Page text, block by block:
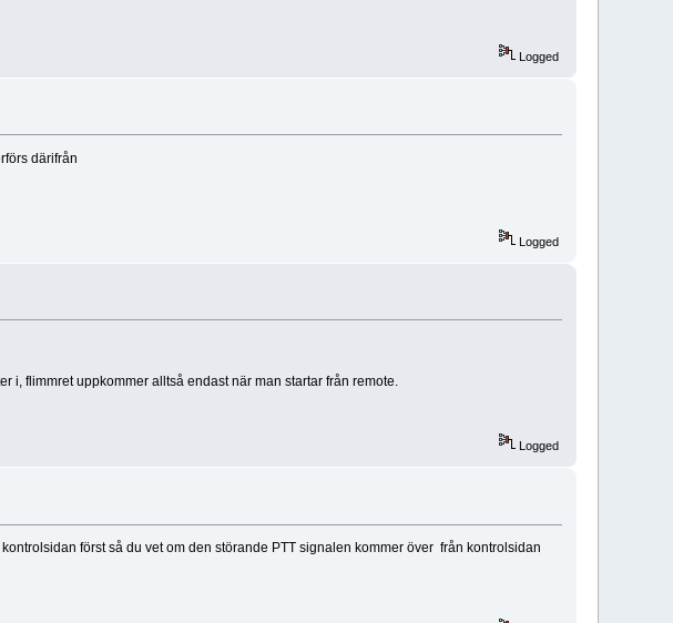
Logged
därifrån
Logged
i, flimmret uppkommer alltså endast när man startar från remote.
Logged
först så du vet om den störande PTT signalen kommer över från kontrolsidan